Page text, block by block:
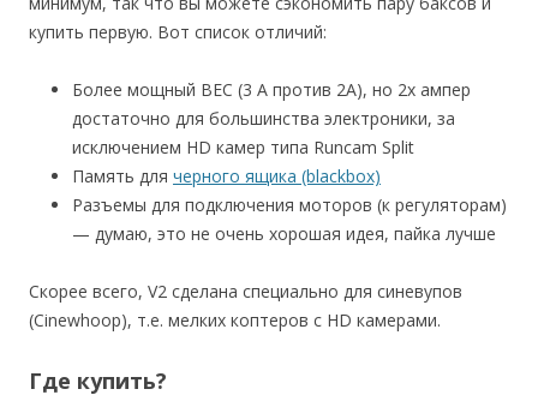
купить первую. Вот список отличий:
Более мощный BEC (3 А против 2А), но 2х ампер
достаточно для большинства электроники, за
исключением HD камер типа Runcam Split
Память для черного ящика (blackbox)
Разъемы для подключения моторов (к регуляторам)
— думаю, это не очень хорошая идея, пайка лучше
Скорее всего, V2 сделана специально для синевупов
(Cinewhoop), т.е. мелких коптеров с HD камерами.
Где купить?